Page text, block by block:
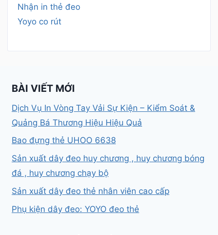
Nhận in thẻ đeo
Yoyo co rút
BÀI VIẾT MỚI
Dịch Vụ In Vòng Tay Vải Sự Kiện – Kiểm Soát &
Quảng Bá Thương Hiệu Hiệu Quả
Bao đựng thẻ UHOO 6638
Sản xuất dây đeo huy chương , huy chương bóng
đá , huy chương chạy bộ
Sản xuất dây đeo thẻ nhân viên cao cấp
Phụ kiện dây đeo: YOYO đeo thẻ